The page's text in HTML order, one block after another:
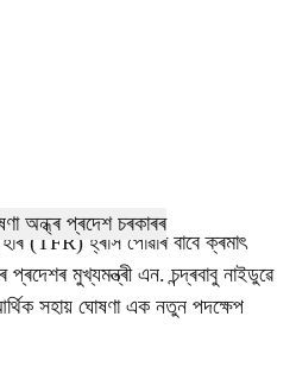
(TFR) হ্ৰাস পোৱাৰ বাবে ক্ৰমাৎ
মুখ্যমন্ত্ৰী এন. চন্দ্ৰবাবু নাইডুৱে
সহায় ঘোষণা এক নতুন পদক্ষেপ